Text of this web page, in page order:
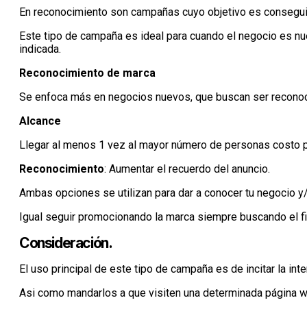
En reconocimiento son campañas cuyo objetivo es
Este tipo de campaña es ideal para cuando el negocio es
indicada.
Reconocimiento de marca
Se enfoca más en negocios nuevos, que buscan ser
Alcance
Llegar al menos 1 vez al mayor número de personas
Reconocimiento: Aumentar el recuerdo del anuncio.
Ambas opciones se utilizan para dar a conocer tu negocio
Igual seguir promocionando la marca siempre buscando el
Consideración.
El uso principal de este tipo de campaña es de incitar la
Asi como mandarlos a que visiten una determinada página